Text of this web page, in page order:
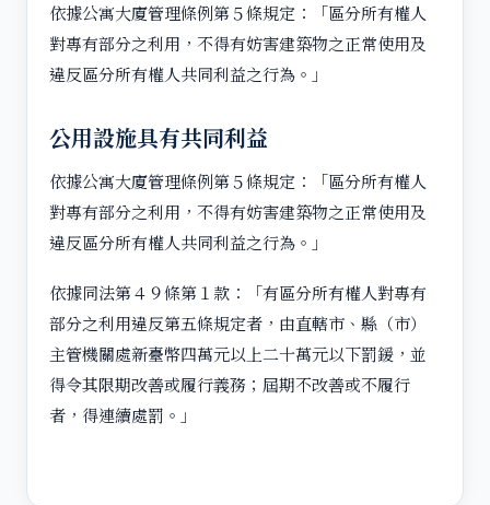
依據公寓大廈管理條例第５條規定：「區分所有權人
對專有部分之利用，不得有妨害建築物之正常使用及
違反區分所有權人共同利益之行為。」
公用設施具有共同利益
依據公寓大廈管理條例第５條規定：「區分所有權人
對專有部分之利用，不得有妨害建築物之正常使用及
違反區分所有權人共同利益之行為。」
依據同法第４９條第１款：「有區分所有權人對專有
部分之利用違反第五條規定者，由直轄市、縣（市）
主管機關處新臺幣四萬元以上二十萬元以下罰鍰，並
得令其限期改善或履行義務；屆期不改善或不履行
者，得連續處罰。」